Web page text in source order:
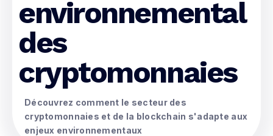
environnemental
des
cryptomonnaies
Découvrez comment le secteur des
cryptomonnaies et de la blockchain s'adapte aux
enjeux environnementaux